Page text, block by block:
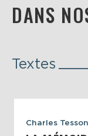
DANS
Textes
Charles